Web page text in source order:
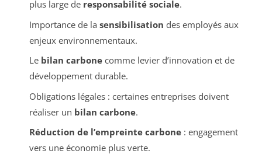
plus large de responsabilité sociale.
Importance de la sensibilisation des employés aux
enjeux environnementaux.
Le bilan carbonecomme levier d’innovation et de
développement durable.
Obligations légales : certaines entreprises doivent
réaliser un bilan carbone.
Réduction de l’empreinte carbone: engagement
vers une économie plus verte.